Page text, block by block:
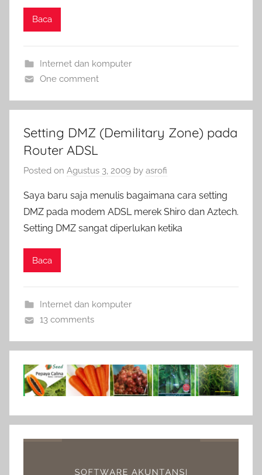
Baca
Internet dan komputer
One comment
Setting DMZ (Demilitary Zone) pada
Router ADSL
Posted on Agustus 3, 2009 by asrofi
Saya baru saja menulis bagaimana cara setting
DMZ pada modem ADSL merek Shiro dan Aztech.
Setting DMZ sangat diperlukan ketika
Baca
Internet dan komputer
13 comments